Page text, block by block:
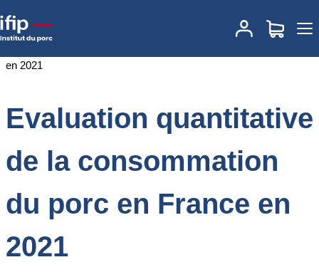
Accueil
Evaluation quantitative de la
consommation du porc en France en 2021
Evaluation quantitative
de la consommation
du porc en France en
2021